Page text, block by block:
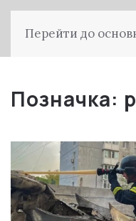
Перейти до
Позначка: